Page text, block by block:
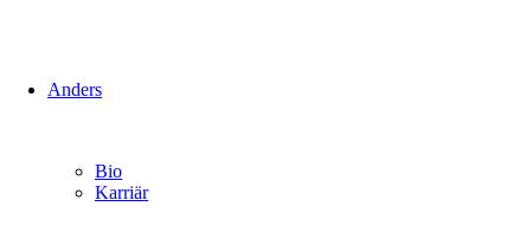
Anders
Bio
Karriär